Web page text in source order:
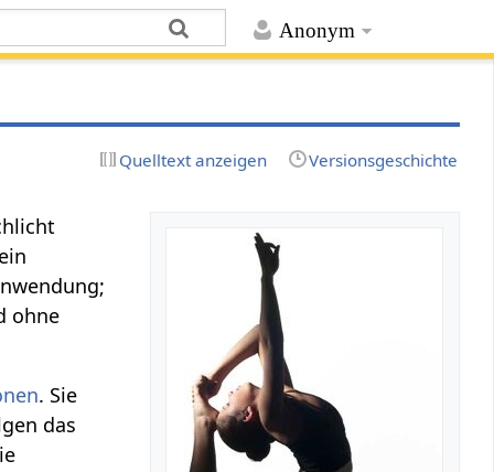
Anonym
Quelltext anzeigen Versionsgeschichte
ohne
. Sie
das